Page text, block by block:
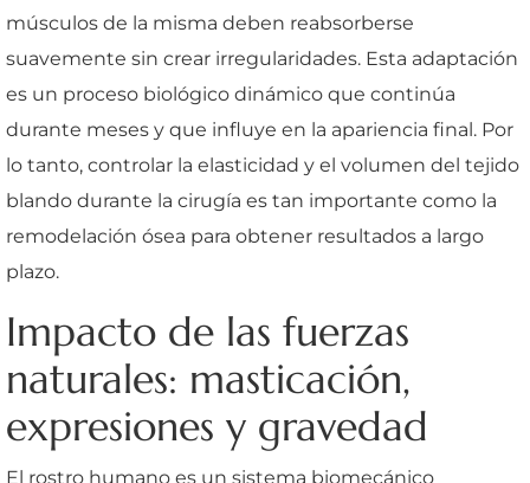
músculos de la misma deben reabsorberse
suavemente sin crear irregularidades. Esta adaptación
es un proceso biológico dinámico que continúa
durante meses y que influye en la apariencia final. Por
lo tanto, controlar la elasticidad y el volumen del tejido
blando durante la cirugía es tan importante como la
remodelación ósea para obtener resultados a largo
plazo.
Impacto de las fuerzas
naturales: masticación,
expresiones y gravedad
El rostro humano es un sistema biomecánico